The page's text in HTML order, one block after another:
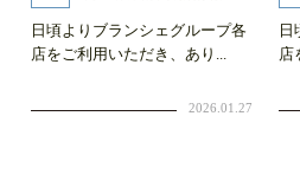
日頃よりブランシェグループ各
店をご利用いただき、あり...
2026.01.27
店